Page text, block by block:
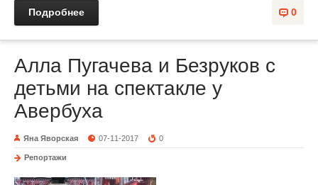
0
Подробнее
Алла Пугачева и Безруков с
детьми на спектакле у
Авербуха
Яна Яворская 07-11-2017 0
Репортажи